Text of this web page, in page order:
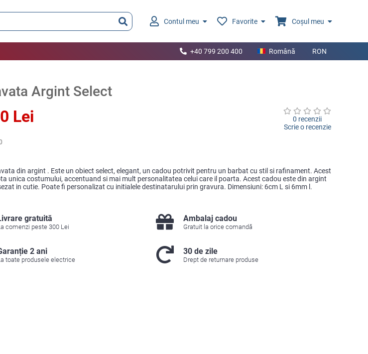
Contul meu Favorite Coșul meu
+40 799 200 400 Română RON
Argint Select
Lei
0 recenzii
Scrie o recenzie
din argint . Este un obiect select, elegant, un cadou potrivit pentru un barbat cu stil si rafinament. Acest
unica costumului, accentuand si mai mult personalitatea celui care il poarta. Acest cadou este din argint
in cutie. Poate fi personalizat cu initialele destinatarului prin gravura. Dimensiuni: 6cm L si 6mm l.
gratuită
comenzi peste 300 Lei
Ambalaj cadou
Gratuit la orice comandă
2 ani
toate produsele electrice
30 de zile
Drept de returnare produse